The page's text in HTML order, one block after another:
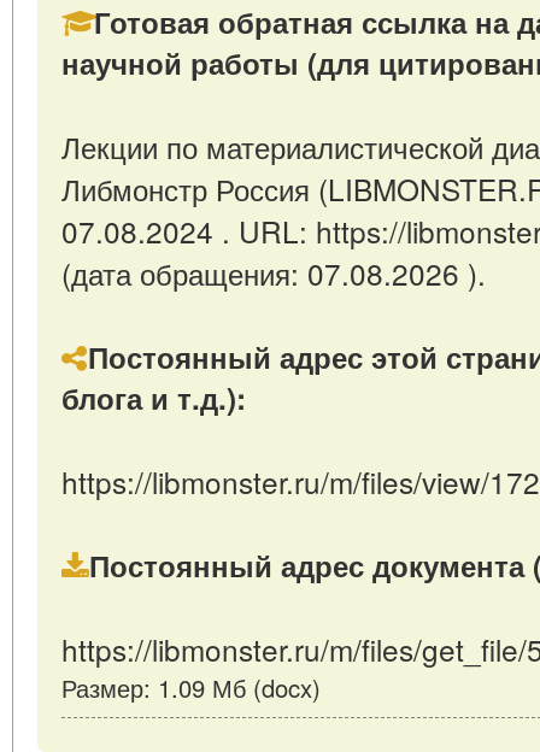
Готовая обратная ссылка на
научной работы (для
Лекции по материалистической
Либмонстр Россия
07.08.2024 . URL: https://
(дата обращения: 07.08.2026 ).
Постоянный адрес этой
блога и т.д.):
https://libmonster.ru/m/files/view/
Постоянный адрес
https://libmonster.ru/m/files/get_file/
Размер: 1.09 Мб (docx)